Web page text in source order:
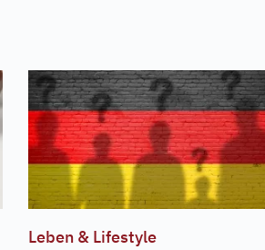
Leben & Lifestyle